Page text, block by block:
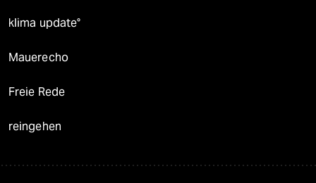
klima update°
Mauerecho
Freie Rede
reingehen